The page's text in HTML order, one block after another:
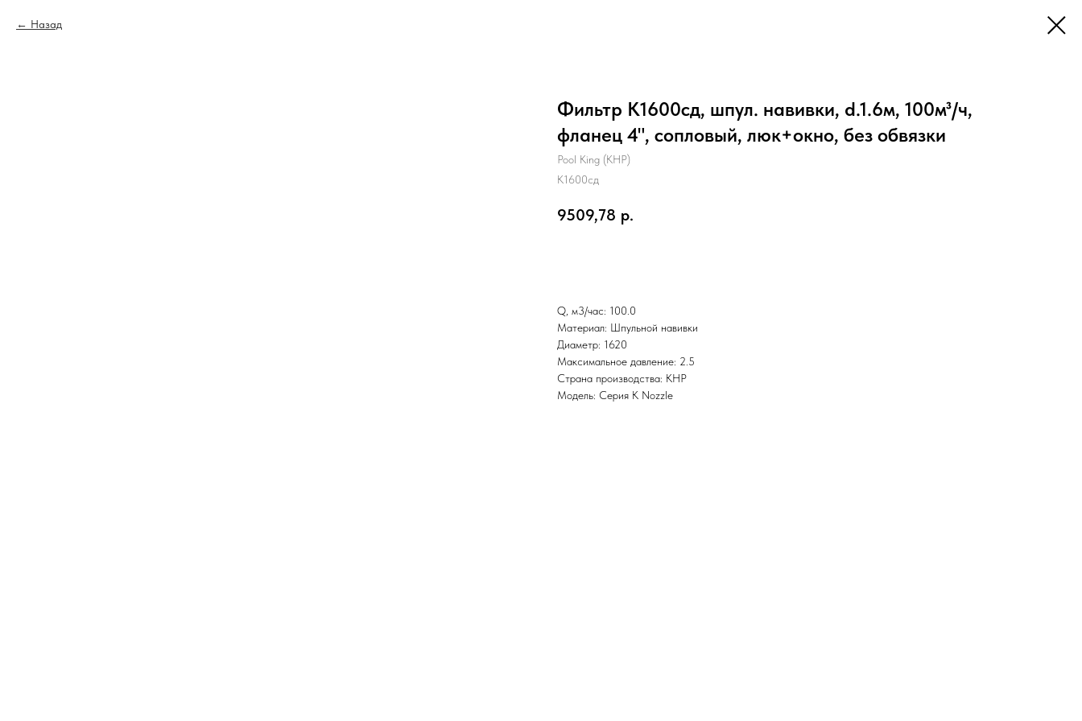
Назад
Фильтр K1600сд, шпул. навивки, d.1.6м, 100м³/ч,
фланец 4", сопловый, люк+окно, без обвязки
Pool King (КНР)
K1600сд
9509,78 р.
Q, м3/час: 100.0
Материал: Шпульной навивки
Диаметр: 1620
Максимальное давление: 2.5
Страна производства: КНР
Модель: Серия K Nozzle